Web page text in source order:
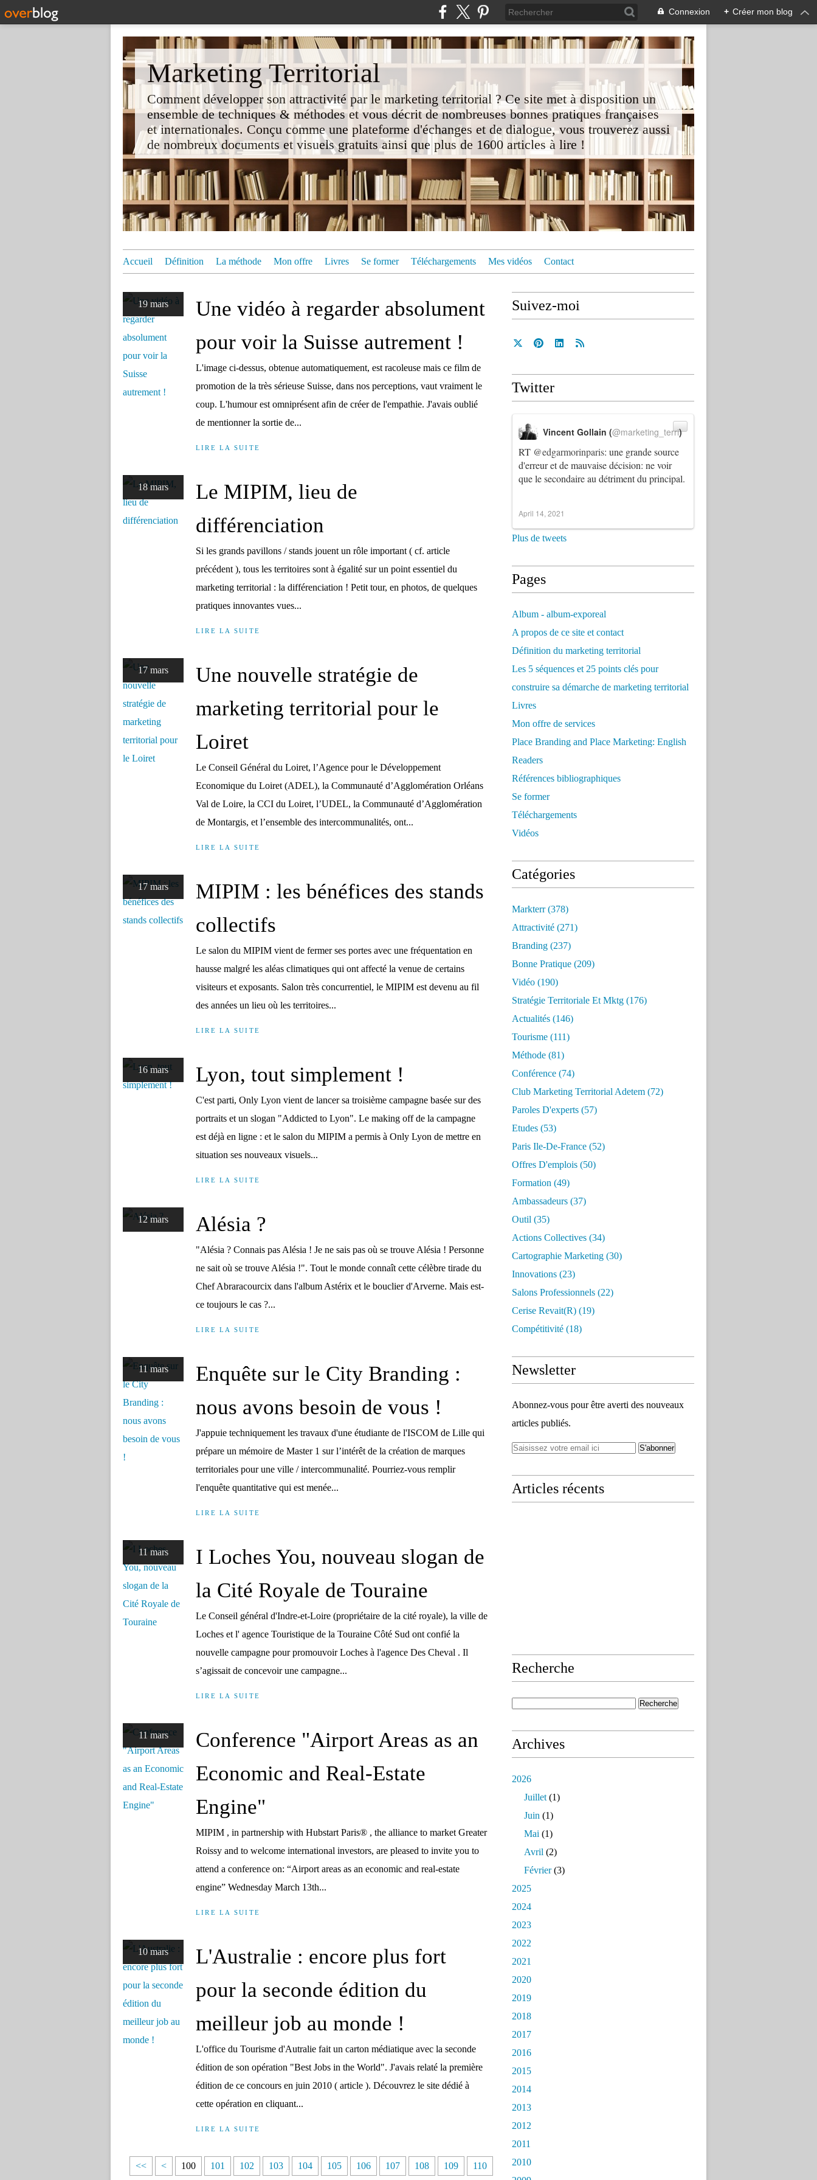
Connexion + Créer mon blog
Marketing Territorial
Comment développer son attractivité par le marketing territorial ? Ce site met à disposition un
ensemble de techniques & méthodes et vous décrit de nombreuses bonnes pratiques françaises
et internationales. Conçu comme une plateforme d'échanges et de dialogue, vous trouverez aussi
de nombreux documents et visuels gratuits ainsi que plus de 1600 articles à lire !
Accueil Définition La méthode Mon offre Livres Se former Téléchargements Mes vidéos Contact
19 mars
Une vidéo à regarder absolument
pour voir la Suisse autrement !
L'image ci-dessus, obtenue automatiquement, est racoleuse mais ce film de
promotion de la très sérieuse Suisse, dans nos perceptions, vaut vraiment le
coup. L'humour est omniprésent afin de créer de l'empathie. J'avais oublié
de mentionner la sortie de...
LIRE LA SUITE
18 mars
Le MIPIM, lieu de
différenciation
Si les grands pavillons / stands jouent un rôle important ( cf. article
précédent ), tous les territoires sont à égalité sur un point essentiel du
marketing territorial : la différenciation ! Petit tour, en photos, de quelques
pratiques innovantes vues...
LIRE LA SUITE
17 mars
Une nouvelle stratégie de
marketing territorial pour le
Loiret
Le Conseil Général du Loiret, l’Agence pour le Développement
Economique du Loiret (ADEL), la Communauté d’Agglomération Orléans
Val de Loire, la CCI du Loiret, l’UDEL, la Communauté d’Agglomération
de Montargis, et l’ensemble des intercommunalités, ont...
LIRE LA SUITE
17 mars
MIPIM : les bénéfices des stands
collectifs
Le salon du MIPIM vient de fermer ses portes avec une fréquentation en
hausse malgré les aléas climatiques qui ont affecté la venue de certains
visiteurs et exposants. Salon très concurrentiel, le MIPIM est devenu au fil
des années un lieu où les territoires...
LIRE LA SUITE
16 mars Lyon, tout simplement !
C'est parti, Only Lyon vient de lancer sa troisième campagne basée sur des
portraits et un slogan "Addicted to Lyon". Le making off de la campagne
est déjà en ligne : et le salon du MIPIM a permis à Only Lyon de mettre en
situation ses nouveaux visuels...
LIRE LA SUITE
12 mars Alésia ?
"Alésia ? Connais pas Alésia ! Je ne sais pas où se trouve Alésia ! Personne
ne sait où se trouve Alésia !". Tout le monde connaît cette célèbre tirade du
Chef Abraracourcix dans l'album Astérix et le bouclier d'Arverne. Mais est-
ce toujours le cas ?...
LIRE LA SUITE
11 mars
Enquête sur le City Branding :
nous avons besoin de vous !
J'appuie techniquement les travaux d'une étudiante de l'ISCOM de Lille qui
prépare un mémoire de Master 1 sur l’intérêt de la création de marques
territoriales pour une ville / intercommunalité. Pourriez-vous remplir
l'enquête quantitative qui est menée...
LIRE LA SUITE
11 mars
I Loches You, nouveau slogan de
la Cité Royale de Touraine
Le Conseil général d'Indre-et-Loire (propriétaire de la cité royale), la ville de
Loches et l' agence Touristique de la Touraine Côté Sud ont confié la
nouvelle campagne pour promouvoir Loches à l'agence Des Cheval . Il
s’agissait de concevoir une campagne...
LIRE LA SUITE
11 mars
Conference "Airport Areas as an
Economic and Real-Estate
Engine"
MIPIM , in partnership with Hubstart Paris® , the alliance to market Greater
Roissy and to welcome international investors, are pleased to invite you to
attend a conference on: “Airport areas as an economic and real-estate
engine” Wednesday March 13th...
LIRE LA SUITE
10 mars
L'Australie : encore plus fort
pour la seconde édition du
meilleur job au monde !
L'office du Tourisme d'Autralie fait un carton médiatique avec la seconde
édition de son opération "Best Jobs in the World". J'avais relaté la première
édition de ce concours en juin 2010 ( article ). Découvrez le site dédié à
cette opération en cliquant...
LIRE LA SUITE
<< < 100 101 102 103 104 105 106 107 108 109 110
Suivez-moi
Twitter
RT @edgarmorinparis: une grande source
d'erreur et de mauvaise décision: ne voir
que le secondaire au détriment du principal.
Vincent Gollain (@marketing_terri)
April 14, 2021
Plus de tweets
Pages
Album - album-exporeal
A propos de ce site et contact
Définition du marketing territorial
Les 5 séquences et 25 points clés pour
construire sa démarche de marketing territorial
Livres
Mon offre de services
Place Branding and Place Marketing: English
Readers
Références bibliographiques
Se former
Téléchargements
Vidéos
Catégories
Markterr(378)
Attractivité (271)
Branding (237)
Bonne Pratique (209)
Vidéo (190)
Stratégie Territoriale Et Mktg (176)
Actualités (146)
Tourisme (111)
Méthode (81)
Conférence (74)
Club Marketing Territorial Adetem (72)
Paroles D'experts (57)
Etudes (53)
Paris Ile-De-France (52)
Offres D'emplois (50)
Formation (49)
Ambassadeurs (37)
Outil (35)
Actions Collectives (34)
Cartographie Marketing (30)
Innovations (23)
Salons Professionnels (22)
Cerise Revait(r) (19)
Compétitivité (18)
Newsletter
Abonnez-vous pour être averti des nouveaux
articles publiés.
Articles récents
Recherche
Archives
2026
Juillet (1)
Juin (1)
Mai (1)
Avril (2)
Février(3)
2025
2024
2023
2022
2021
2020
2019
2018
2017
2016
2015
2014
2013
2012
2011
2010